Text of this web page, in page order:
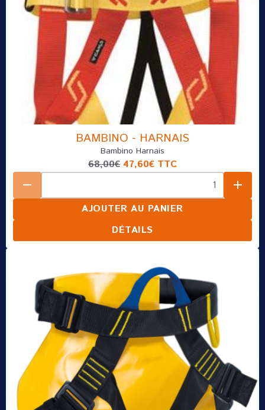
BAMBINO - HARNAIS
Bambino Harnais
68,00€ 47,60€ TTC
AJOUTER AU PANIER
DÉTAILS